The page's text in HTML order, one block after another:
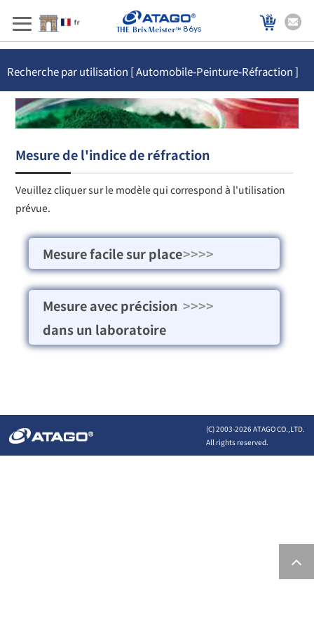
86ys
Recherche par utilisation [ Automobile-Peinture-Réfraction ]
Mesure de l'indice de réfraction
Veuillez cliquer sur le modèle qui correspond à l'utilisation
prévue.
Mesure facile sur place>>>>
Mesure avec précision
dans un laboratoire
>>>>
(C) 2003-2026 ATAGO CO.,LTD.
All rights reserved.